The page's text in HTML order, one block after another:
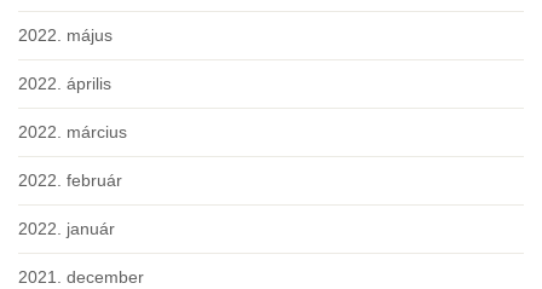
2022. május
2022. április
2022. március
2022. február
2022. január
2021. december